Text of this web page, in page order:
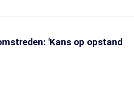
'Kans op opstand